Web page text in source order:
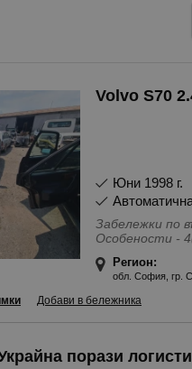
Volvo S70
юни 1998 г.
Забележки по
Особености -
Светъл салон,
Халогенни
Регион:
обл. София, гр.
Добави в бележника
порази